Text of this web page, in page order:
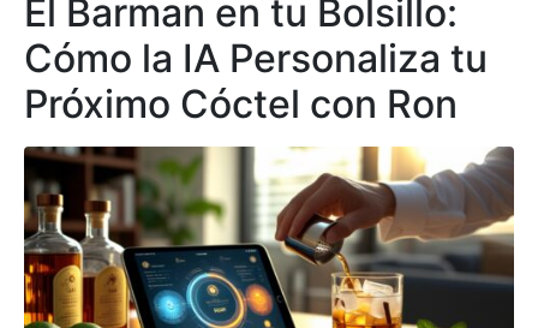
El Barman en tu Bolsillo:
Cómo la IA Personaliza tu
Próximo Cóctel con Ron